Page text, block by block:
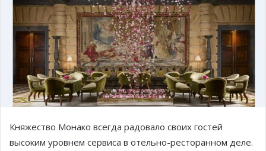
Княжество Монако всегда радовало своих гостей
высоким уровнем сервиса в отельно-ресторанном деле.